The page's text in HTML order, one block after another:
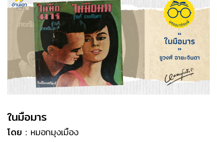
ในมือมาร
โดย : หมอกมุงเมือง